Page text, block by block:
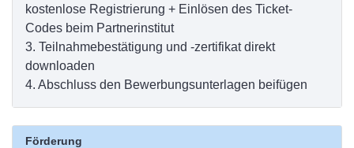
kostenlose Registrierung + Einlösen des Ticket-
Codes beim Partnerinstitut
3. Teilnahmebestätigung und -zertifikat direkt
downloaden
4. Abschluss den Bewerbungsunterlagen beifügen
Förderung